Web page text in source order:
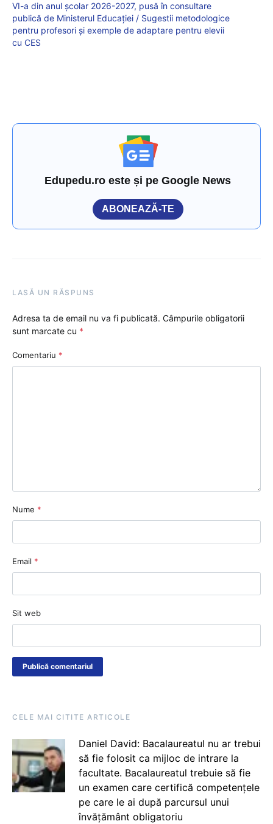
VI-a din anul școlar 2026-2027, pusă în consultare
publică de Ministerul Educației / Sugestii metodologice
pentru profesori și exemple de adaptare pentru elevii
cu CES
Edupedu.ro este și pe Google News
ABONEAZĂ-TE
LASĂ UN RĂSPUNS
Adresa ta de email nu va fi publicată. Câmpurile obligatorii
sunt marcate cu *
Comentariu *
Nume *
Email *
Sit web
CELE MAI CITITE ARTICOLE
Daniel David: Bacalaureatul nu ar trebui
să fie folosit ca mijloc de intrare la
facultate. Bacalaureatul trebuie să fie
un examen care certifică competențele
pe care le ai după parcursul unui
învățământ obligatoriu